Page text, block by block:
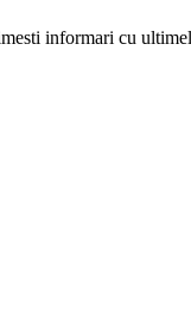
informari cu